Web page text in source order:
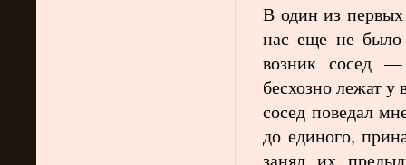
В один из первых
нас еще не было
возник сосед
бесхозно лежат
сосед поведал
до единого,
занял их